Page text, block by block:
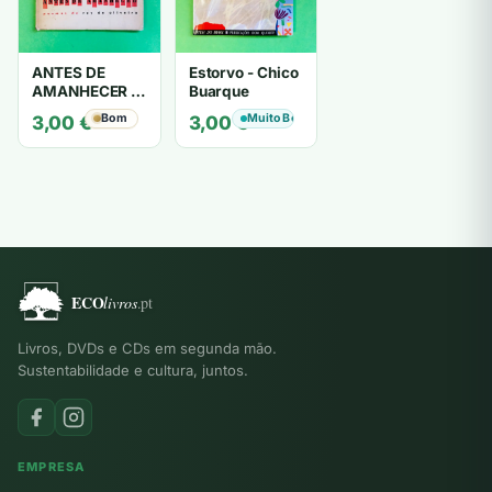
ANTES DE
AMANHECER -
ruy de oliveira
3,00 € Bom
Estorvo - Chico
Buarque
3,00€Muito Bom
Livros, DVDs e CDs em segunda mão.
Sustentabilidade e cultura, juntos.
EMPRESA